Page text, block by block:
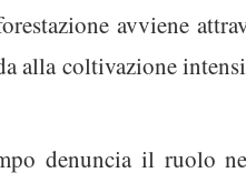
avviene
alla coltivazione
denuncia il ruolo